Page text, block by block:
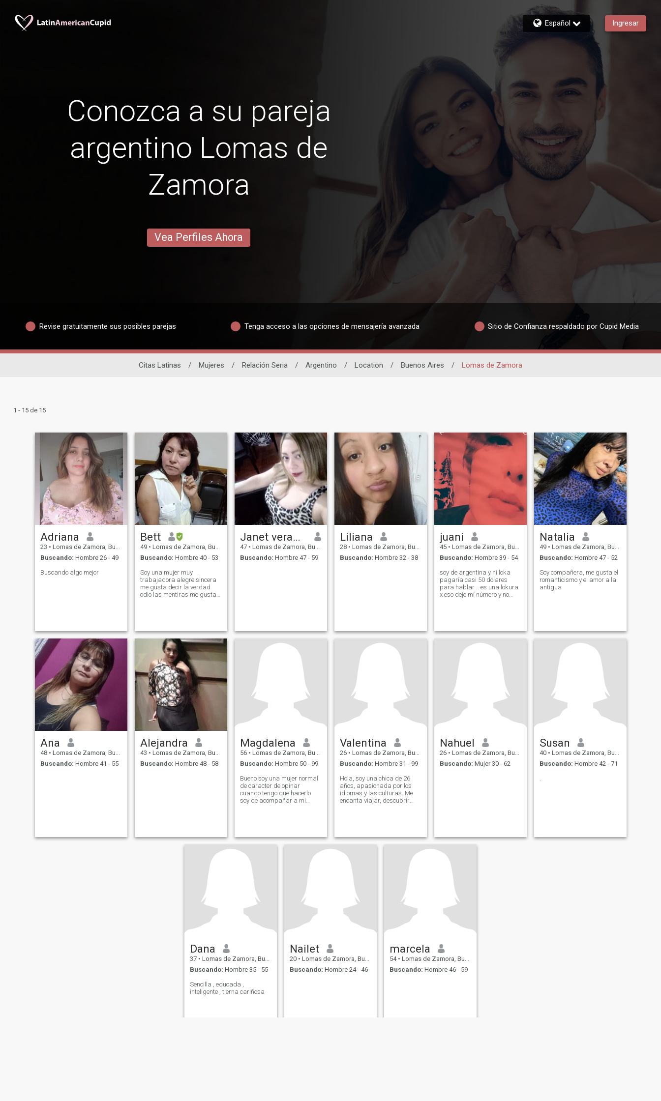
Español Ingresar
Conozca a su pareja
argentino Lomas de
Zamora
Vea Perfiles Ahora
Revise gratuitamente sus posibles parejas Tenga acceso a las opciones de mensajería avanzada Sitio de Confianza respaldado por Cupid Media
Citas Latinas / Mujeres / Relación Seria / Argentino / Location / Buenos Aires / Lomas de Zamora
1 - 15 de 15
Adriana
23 • Lomas de Zamora, Buenos Aires, Argentina
Buscando: Hombre 26 - 49
Buscando algo mejor
Bett
49 • Lomas de Zamora, Buenos Aires, Argentina
Buscando: Hombre 40 - 53
Soy una mujer muy
trabajadora alegre sincera
me gusta decir la verdad
odio las mentiras me gusta
gusta mucho viajar
Janet veramarys
47 • Lomas de Zamora, Buenos Aires, Argentina
Buscando: Hombre 47 - 59
Liliana
28 • Lomas de Zamora, Buenos Aires, Argentina
Buscando: Hombre 32 - 38
juani
45 • Lomas de Zamora, Buenos Aires, Argentina
Buscando: Hombre 39 - 54
soy de argentina y ni loka
pagaría casi 50 dólares
para hablar .. es una lokura
x eso deje mí número y no
Natalia
49 • Lomas de Zamora, Buenos Aires, Argentina
Buscando: Hombre 47 - 52
Soy compañera, me gusta el
romanticismo y el amor a la
antigua
Ana
48 • Lomas de Zamora, Buenos Aires, Argentina
Buscando: Hombre 41 - 55
Alejandra
43 • Lomas de Zamora, Buenos Aires, Argentina
Buscando: Hombre 48 - 58
Magdalena
56 • Lomas de Zamora, Buenos Aires, Argentina
Buscando: Hombre 50 - 99
Bueno soy una mujer normal
de caracter de opinar
cuando tengo que hacerlo
soy de acompañar a mi
Valentina
26 • Lomas de Zamora, Buenos Aires, Argentina
Buscando: Hombre 31 - 99
Hola, soy una chica de 26
años, apasionada por los
idiomas y las culturas. Me
encanta viajar, descubrir
que quiera explorar conmigo
y crear una conexión llena de
complicidad, aprendizaje y
magia.✨❤️
Nahuel
26 • Lomas de Zamora, Buenos Aires, Argentina
Buscando: Mujer 30 - 62
Susan
40 • Lomas de Zamora, Buenos Aires, Argentina
Buscando: Hombre 42 - 71
.
Dana
37 • Lomas de Zamora, Buenos Aires, Argentina
Buscando: Hombre 35 - 55
Sencilla , educada ,
inteligente , tierna cariñosa
Nailet
20 • Lomas de Zamora, Buenos Aires, Argentina
Buscando: Hombre 24 - 46
marcela
54 • Lomas de Zamora, Buenos Aires, Argentina
Buscando: Hombre 46 - 59